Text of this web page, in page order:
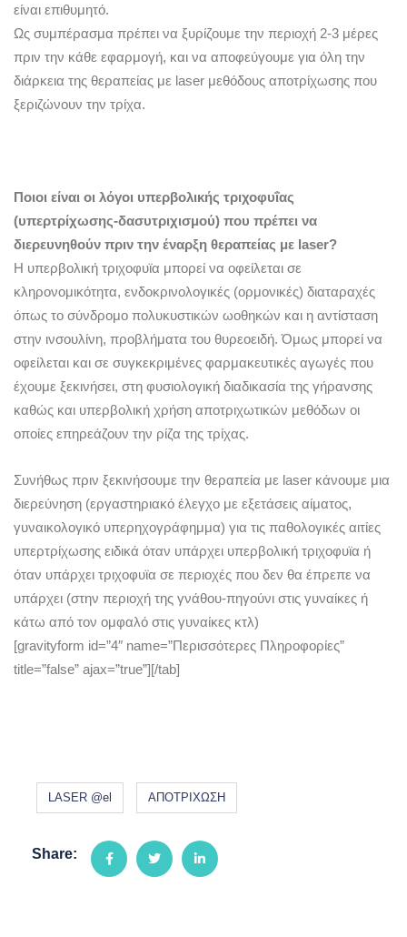
είναι επιθυμητό.
Ως συμπέρασμα πρέπει να ξυρίζουμε την περιοχή 2-3 μέρες
πριν την κάθε εφαρμογή, και να αποφεύγουμε για όλη την
διάρκεια της θεραπείας με laser μεθόδους αποτρίχωσης που
ξεριζώνουν την τρίχα.
Ποιοι είναι οι λόγοι υπερβολικής τριχοφυΐας
(υπερτρίχωσης-δασυτριχισμού) που πρέπει να
διερευνηθούν πριν την έναρξη θεραπείας με laser?
Η υπερβολική τριχοφυϊα μπορεί να οφείλεται σε
κληρονομικότητα, ενδοκρινολογικές (ορμονικές) διαταραχές
όπως το σύνδρομο πολυκυστικών ωοθηκών και η αντίσταση
στην ινσουλίνη, προβλήματα του θυρεοειδή. Όμως μπορεί να
οφείλεται και σε συγκεκριμένες φαρμακευτικές αγωγές που
έχουμε ξεκινήσει, στη φυσιολογική διαδικασία της γήρανσης
καθώς και υπερβολική χρήση αποτριχωτικών μεθόδων οι
οποίες επηρεάζουν την ρίζα της τρίχας.
Συνήθως πριν ξεκινήσουμε την θεραπεία με laser κάνουμε μια
διερεύνηση (εργαστηριακό έλεγχο με εξετάσεις αίματος,
γυναικολογικό υπερηχογράφημμα) για τις παθολογικές αιτίες
υπερτρίχωσης ειδικά όταν υπάρχει υπερβολική τριχοφυϊα ή
όταν υπάρχει τριχοφυϊα σε περιοχές που δεν θα έπρεπε να
υπάρχει (στην περιοχή της γνάθου-πηγούνι στις γυναίκες ή
κάτω από τον ομφαλό στις γυναίκες κτλ)
[gravityform id=”4″ name=”Περισσότερες Πληροφορίες”
title=”false” ajax=”true”][/tab]
LASER @el ΑΠΟΤΡΙΧΩΣΗ
Share: